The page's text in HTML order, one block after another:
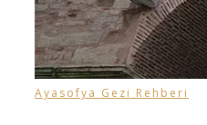
Ayasofya Gezi Rehberi